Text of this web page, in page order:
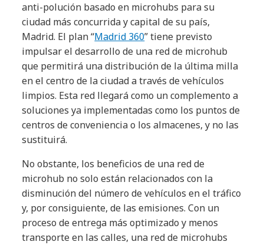
anti-polución basado en microhubs para su
ciudad más concurrida y capital de su país,
Madrid. El plan “Madrid 360” tiene previsto
impulsar el desarrollo de una red de microhub
que permitirá una distribución de la última milla
en el centro de la ciudad a través de vehículos
limpios. Esta red llegará como un complemento a
soluciones ya implementadas como los puntos de
centros de conveniencia o los almacenes, y no las
sustituirá.
No obstante, los beneficios de una red de
microhub no solo están relacionados con la
disminución del número de vehículos en el tráfico
y, por consiguiente, de las emisiones. Con un
proceso de entrega más optimizado y menos
transporte en las calles, una red de microhubs